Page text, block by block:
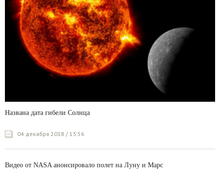
Названа дата гибели Солнца
04 декабря 2018 / 13:56
Видео от NASA анонсировало полет на Луну и Марс